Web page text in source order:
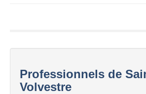
Professionnels de
Volvestre